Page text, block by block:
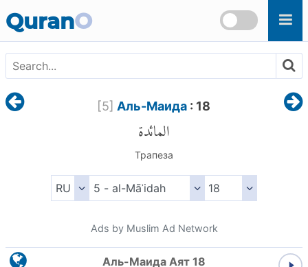
QuranO
[5] Аль-Маида : 18
المائدة
Трапеза
Ads by Muslim Ad Network
Аль-Маида Аят 18